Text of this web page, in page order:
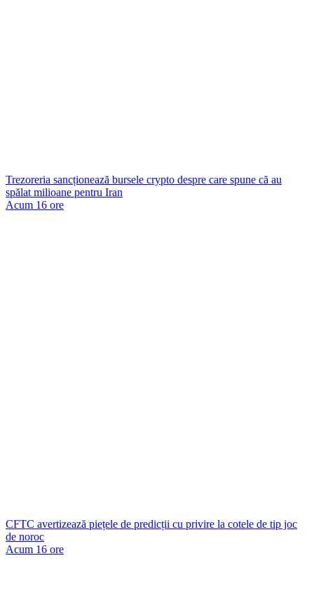
Trezoreria sancționează bursele crypto despre care spune că au
spălat milioane pentru Iran
Acum 16 ore
CFTC avertizează piețele de predicții cu privire la cotele de tip joc
de noroc
Acum 16 ore